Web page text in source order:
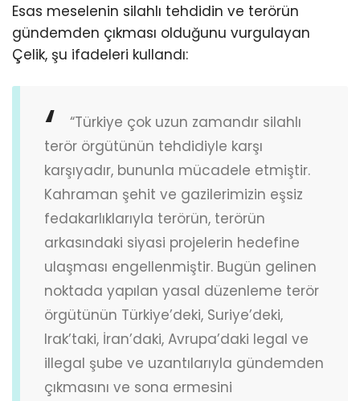
Esas meselenin silahlı tehdidin ve terörün
gündemden çıkması olduğunu vurgulayan
Çelik, şu ifadeleri kullandı:
“Türkiye çok uzun zamandır silahlı
terör örgütünün tehdidiyle karşı
karşıyadır, bununla mücadele etmiştir.
Kahraman şehit ve gazilerimizin eşsiz
fedakarlıklarıyla terörün, terörün
arkasındaki siyasi projelerin hedefine
ulaşması engellenmiştir. Bugün gelinen
noktada yapılan yasal düzenleme terör
örgütünün Türkiye’deki, Suriye’deki,
Irak’taki, İran’daki, Avrupa’daki legal ve
illegal şube ve uzantılarıyla gündemden
çıkmasını ve sona ermesini